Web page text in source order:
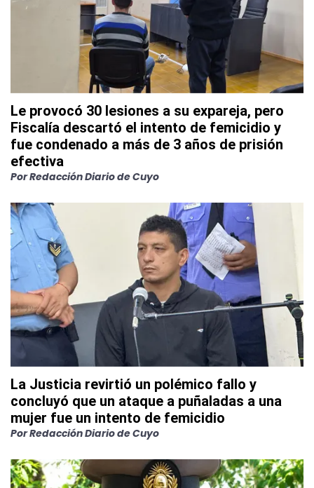
Le provocó 30 lesiones a su expareja, pero
Fiscalía descartó el intento de femicidio y
fue condenado a más de 3 años de prisión
efectiva
PorRedacción Diario de Cuyo
La Justicia revirtió un polémico fallo y
concluyó que un ataque a puñaladas a una
mujer fue un intento de femicidio
PorRedacción Diario de Cuyo